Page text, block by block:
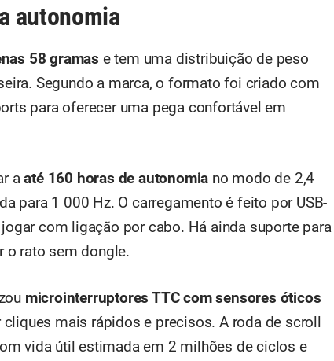
autonomia
58 gramas e tem uma distribuição de peso
Segundo a marca, o formato foi criado com
para oferecer uma pega confortável em
aaté 160 horas de autonomia no modo de 2,4
para 1 000 Hz. O carregamento é feito por USB-
com ligação por cabo. Há ainda suporte para
o rato sem dongle.
microinterruptores TTC com sensores óticos
mais rápidos e precisos. A roda de scroll
vida útil estimada em 2 milhões de ciclos e